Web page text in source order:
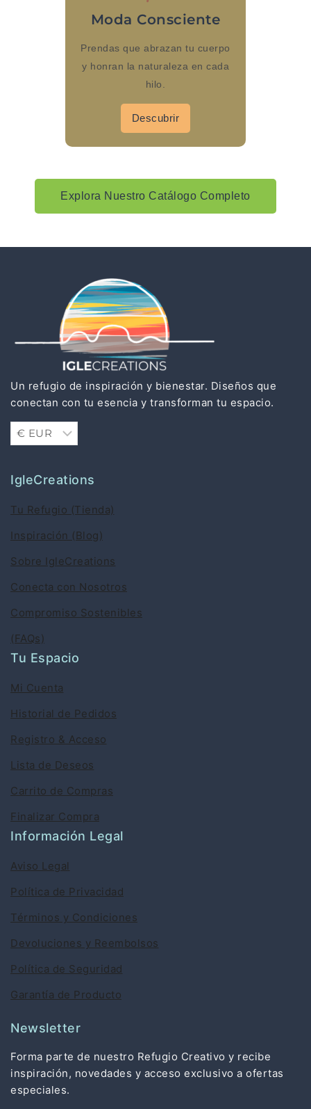
Moda Consciente
Prendas que abrazan tu cuerpo
y honran la naturaleza en cada
hilo.
Descubrir
Explora Nuestro Catálogo Completo
Un refugio de inspiración y bienestar. Diseños que
conectan con tu esencia y transforman tu espacio.
IgleCreations
Tu Refugio (Tienda)
Inspiración (Blog)
Sobre IgleCreations
Conecta con Nosotros
Compromiso Sostenibles
(FAQs)
Tu Espacio
Mi Cuenta
Historial de Pedidos
Registro & Acceso
Lista de Deseos
Carrito de Compras
Finalizar Compra
Información Legal
Aviso Legal
Política de Privacidad
Términos y Condiciones
Devoluciones y Reembolsos
Política de Seguridad
Garantía de Producto
Newsletter
Forma parte de nuestro Refugio Creativo y recibe
inspiración, novedades y acceso exclusivo a ofertas
especiales.